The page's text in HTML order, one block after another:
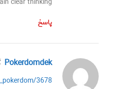
پاسخ
Pokerdomdek
3678